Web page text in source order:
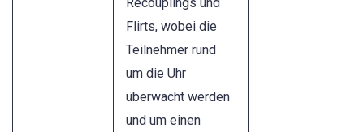
Flirts, wobei die
Teilnehmer rund
um die Uhr
überwacht werden
und um einen